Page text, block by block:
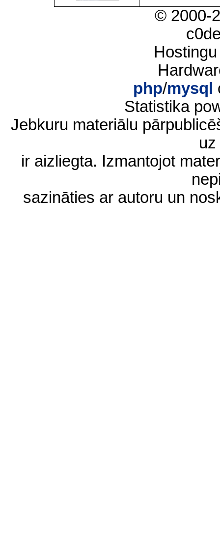
© 2000-
php/mysql
Statistika
Jebkuru materiālu
ir aizliegta. Izmantojot
sazināties ar autoru un